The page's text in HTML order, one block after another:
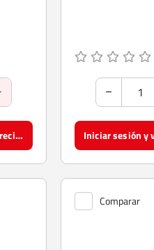
Iniciar sesión y ver precios
Comparar